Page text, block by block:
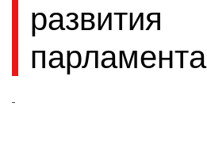
развития
парламента